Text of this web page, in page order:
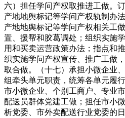
六）担任学问产权取推进工做。
产地地舆标记等学问产权轨制办
产地地舆标记等学问产权相关工
置、援帮和胶葛调处；组织实施
用和买卖运营政策办法；指点和
织实施学问产权宣传、推广工做
取合做。（十七）承担小微企业
组牵头单元职责，统筹各单元履
市小微企业、个别工商户、专业
配送员群体党建工做；担任市小
析党委、市外卖配送行业党委的